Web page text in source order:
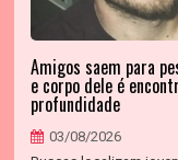
Amigos saem para
e corpo dele é
profundidade
03/08/2026